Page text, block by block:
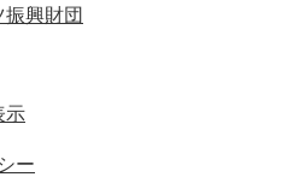
興財団
示
ー